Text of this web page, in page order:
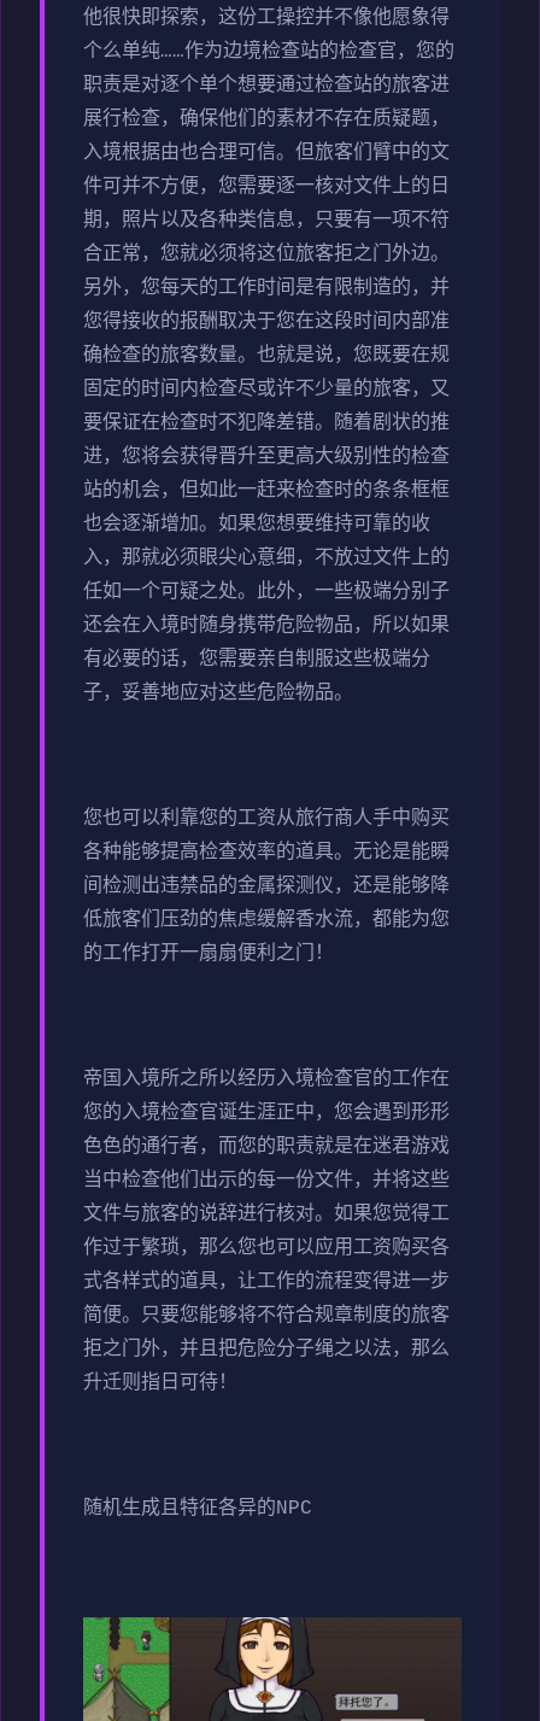
他很快即探索，这份工操控并不像他愿象得
个么单纯……作为边境检查站的检查官，您的
职责是对逐个单个想要通过检查站的旅客进
展行检查，确保他们的素材不存在质疑题，
入境根据由也合理可信。但旅客们臂中的文
件可并不方便，您需要逐一核对文件上的日
期，照片以及各种类信息，只要有一项不符
合正常，您就必须将这位旅客拒之门外边。
另外，您每天的工作时间是有限制造的，并
您得接收的报酬取决于您在这段时间内部准
确检查的旅客数量。也就是说，您既要在规
固定的时间内检查尽或许不少量的旅客，又
要保证在检查时不犯降差错。随着剧状的推
进，您将会获得晋升至更高大级别性的检查
站的机会，但如此一赶来检查时的条条框框
也会逐渐增加。如果您想要维持可靠的收
入，那就必须眼尖心意细，不放过文件上的
任如一个可疑之处。此外，一些极端分别子
还会在入境时随身携带危险物品，所以如果
有必要的话，您需要亲自制服这些极端分
子，妥善地应对这些危险物品。
您也可以利靠您的工资从旅行商人手中购买
各种能够提高检查效率的道具。无论是能瞬
间检测出违禁品的金属探测仪，还是能够降
低旅客们压劲的焦虑缓解香水流，都能为您
的工作打开一扇扇便利之门！
帝国入境所之所以经历入境检查官的工作在
您的入境检查官诞生涯正中，您会遇到形形
色色的通行者，而您的职责就是在迷君游戏
当中检查他们出示的每一份文件，并将这些
文件与旅客的说辞进行核对。如果您觉得工
作过于繁琐，那么您也可以应用工资购买各
式各样式的道具，让工作的流程变得进一步
简便。只要您能够将不符合规章制度的旅客
拒之门外，并且把危险分子绳之以法，那么
升迁则指日可待！
随机生成且特征各异的NPC